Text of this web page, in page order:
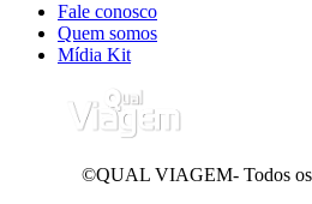
Fale conosco
Quem somos
Mídia Kit
©QUAL VIAGEM- Todos os